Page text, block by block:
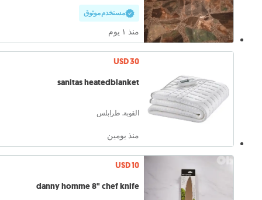
مستخدم موثوق
منذ ١ يوم
USD 30
sanitas heatedblanket
القوبة, طرابلس
منذ يومين
USD 10
danny homme 8" chef knife